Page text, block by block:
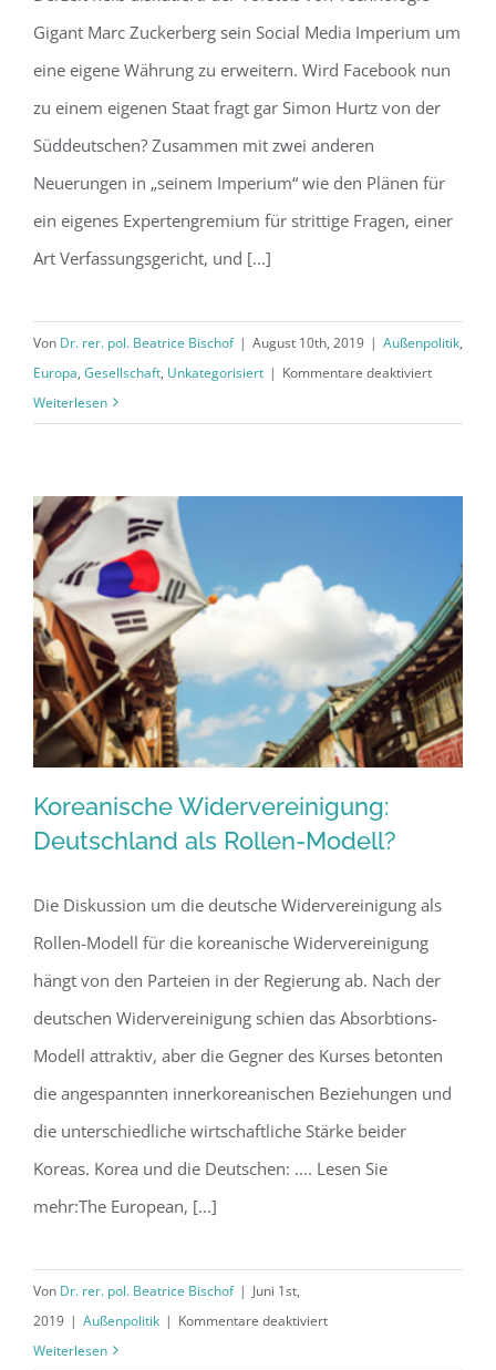
währungsordnung und ein Web 3.0?
Gigant Marc Zuckerberg sein Social Media Imperium um
eine eigene Währung zu erweitern. Wird Facebook nun
zu einem eigenen Staat fragt gar Simon Hurtz von der
Süddeutschen? Zusammen mit zwei anderen
Neuerungen in „seinem Imperium“ wie den Plänen für
ein eigenes Expertengremium für strittige Fragen, einer
Art Verfassungsgericht, und [...]
Von Dr. rer. pol. Beatrice Bischof | August 10th, 2019 | Außenpolitik,
Europa, Gesellschaft, Unkategorisiert | Kommentare deaktiviertfür
und
ein
Web
3.0?
Weiterlesen
Koreanische Widervereinigung:
Deutschland als Rollen-Modell?
Koreanische Widervereinigung:
Deutschland als Rollen-Modell?
Die Diskussion um die deutsche Widervereinigung als
Rollen-Modell für die koreanische Widervereinigung
hängt von den Parteien in der Regierung ab. Nach der
deutschen Widervereinigung schien das Absorbtions-
Modell attraktiv, aber die Gegner des Kurses betonten
die angespannten innerkoreanischen Beziehungen und
die unterschiedliche wirtschaftliche Stärke beider
Koreas. Korea und die Deutschen: .... Lesen Sie
mehr:The European, [...]
Von Dr. rer. pol. Beatrice Bischof | Juni 1st,
2019 | Außenpolitik | Kommentare deaktiviertfür
Weiterlesen